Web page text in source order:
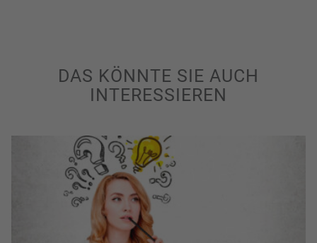
DAS KÖNNTE SIE AUCH
INTERESSIEREN